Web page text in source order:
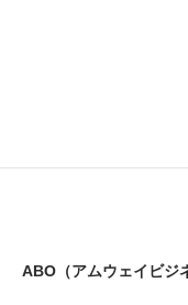
ABO（アムウェイビジ